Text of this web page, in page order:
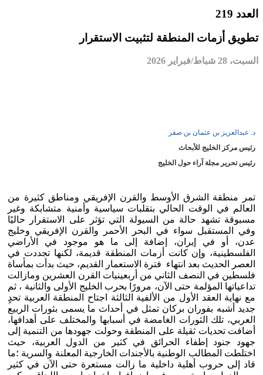
العدد 219
تطويق أزمات المنطقة لتثبيت الاستقرار
السبت، 28 شباط/فبراير 2026
د. عبدالعزيز بن عثمان بن صقر
رئيس مركز الخليج للأبحاث
رئيس تحرير مجلة آراء حول الخليج
تمر منطقة الشرق الأوسط والقرن الإفريقي ومناطق كثيرة من
العالم في الوقت الحالي بتقلبات سياسية وأمنية متشابكة وغير
مسبوقة تشهد حالة من السيولة التي تؤثر على الاستقرار حاليًا
وفي المستقبل سواء في البحر الأحمر والقرن الإفريقي وخليج
عدن، أو في إيران، إضافة إلى ما هو موجود في الأراضي
الفلسطينية، وإن كانت أزمات المنطقة قديمة، لكنها تجددت في
العصر الحديث بعد انتهاء فترة الاستعمار القديم، حيث بدأت بمأساة
فلسطين في النصف الثاني من أربعينيات القرن العشرين ومازالت
تداعياتها المؤلمة حتى الآن، مرورًا بحرب الخليج الأولى والثانية ، ثم
مع نهاية العقد الأول من الألفية الثالثة اجتاح المنطقة العربية تحدٍ
جديد أشبه بفوران بركان تمثل في أحداث ما يسمى بثورات الربيع
العربي، تلك الثورات الغامضة في أسبابها والمختلف على أهدافها،
أضافت تحديات ثقيلة على المنطقة وحولت جهودها من التنمية إلى
جهود جنود إطفاء الحرائق في كثير من الدول العربية، حيث
اختلطت المطالب الوطنية بالأجندات الخارجية المعلنة والسرية ؛ما
قاد إلى حروب أهلية داخلية ما زالت مستعرة حتى الآن في كثير